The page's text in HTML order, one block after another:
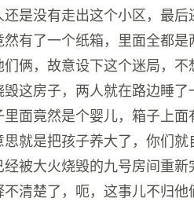
是没有走出这个小区，最
有了一个纸箱，里面全都是
俩，故意设下这个迷局，
这房子，两人就在路边睡
面竟然是个婴儿，箱子上
就是把孩子养大了，你们
被大火烧毁的九号房间重新
清楚了，呃，这事儿不归他